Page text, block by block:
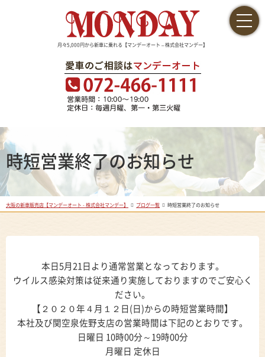
月々5,000円から新車に乗れる【マンデーオート – 株式会社マンデー】
時短営業終了のお知らせ
大阪の新車販売店【マンデーオート - 株式会社マンデー】 ブログ一覧 時短営業終了のお知らせ
本日5月21日より通常営業となっております。
ウイルス感染対策は従来通り実施しておりますのでご安心く
ださい。
【２０２０年４月１２日(日)からの時短営業時間】
本社及び関空泉佐野支店の営業時間は下記のとおりです。
日曜日 10時00分～19時00分
月曜日 定休日